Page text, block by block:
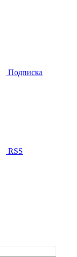
Подписка
RSS